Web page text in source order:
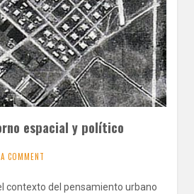
espacial y político
COMMENT
contexto del pensamiento urbano